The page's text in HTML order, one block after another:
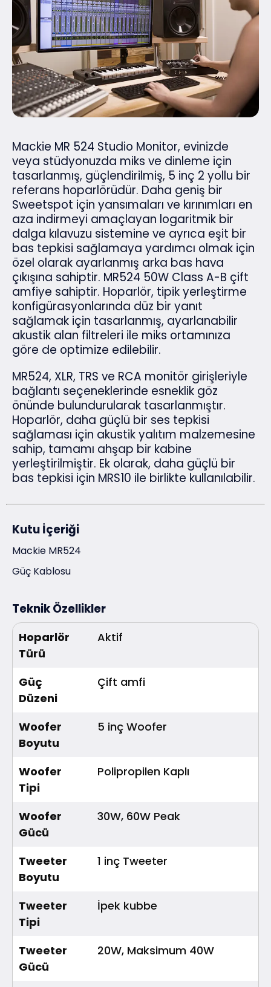
Mackie MR 524 Studio Monitor, evinizde
veya stüdyonuzda miks ve dinleme için
tasarlanmış, güçlendirilmiş, 5 inç 2 yollu bir
referans hoparlörüdür. Daha geniş bir
Sweetspot için yansımaları ve kırınımları en
aza indirmeyi amaçlayan logaritmik bir
dalga kılavuzu sistemine ve ayrıca eşit bir
bas tepkisi sağlamaya yardımcı olmak için
özel olarak ayarlanmış arka bas hava
çıkışına sahiptir. MR524 50W Class A-B çift
amfiye sahiptir. Hoparlör, tipik yerleştirme
konfigürasyonlarında düz bir yanıt
sağlamak için tasarlanmış, ayarlanabilir
akustik alan filtreleri ile miks ortamınıza
göre de optimize edilebilir.
MR524, XLR, TRS ve RCA monitör girişleriyle
bağlantı seçeneklerinde esneklik göz
önünde bulundurularak tasarlanmıştır.
Hoparlör, daha güçlü bir ses tepkisi
sağlaması için akustik yalıtım malzemesine
sahip, tamamı ahşap bir kabine
yerleştirilmiştir. Ek olarak, daha güçlü bir
bas tepkisi için MRS10 ile birlikte kullanılabilir.
Kutu İçeriği
Mackie MR524
Güç Kablosu
Teknik Özellikler
Hoparlör
Türü
Aktif
Güç
Düzeni
Çift amfi
Woofer
Boyutu
5 inç Woofer
Woofer
Tipi
Polipropilen Kaplı
Woofer
Gücü
30W, 60W Peak
Tweeter
Boyutu
1 inç Tweeter
Tweeter
Tipi
İpek kubbe
Tweeter
Gücü
20W, Maksimum 40W